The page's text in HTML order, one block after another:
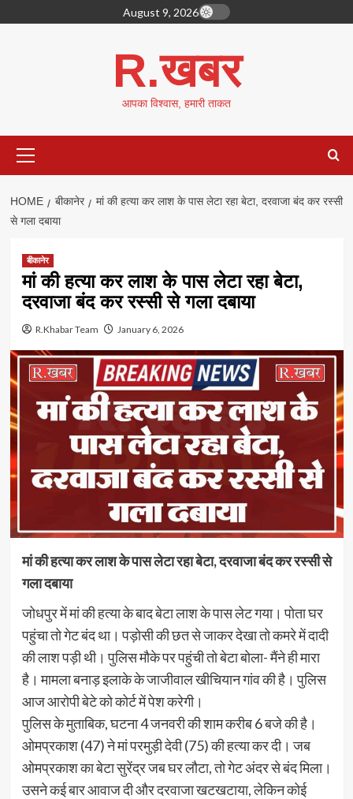
to
August 9, 2026
R.खबर
आपका विश्वास, हमारी ताकत
Menu
HOME बीकानेर
मां की हत्या कर लाश के पास लेटा रहा बेटा, दरवाजा बंद कर रस्सी
से गला दबाया
बीकानेर
मां की हत्या कर लाश के पास लेटा रहा बेटा,
दरवाजा बंद कर रस्सी से गला दबाया
R.Khabar Team January 6, 2026
मां की हत्या कर लाश के पास लेटा रहा बेटा, दरवाजा बंद कर रस्सी से
गला दबाया
जोधपुर में मां की हत्या के बाद बेटा लाश के पास लेट गया। पोता घर
पहुंचा तो गेट बंद था। पड़ोसी की छत से जाकर देखा तो कमरे में दादी
की लाश पड़ी थी। पुलिस मौके पर पहुंची तो बेटा बोला- मैंने ही मारा
है। मामला बनाड़ इलाके के जाजीवाल खीचियान गांव की है। पुलिस
आज आरोपी बेटे को कोर्ट में पेश करेगी।
पुलिस के मुताबिक, घटना 4 जनवरी की शाम करीब 6 बजे की है।
ओमप्रकाश (47) ने मां परमुड़ी देवी (75) की हत्या कर दी। जब
ओमप्रकाश का बेटा सुरेंद्र जब घर लौटा, तो गेट अंदर से बंद मिला।
उसने कई बार आवाज दी और दरवाजा खटखटाया, लेकिन कोई